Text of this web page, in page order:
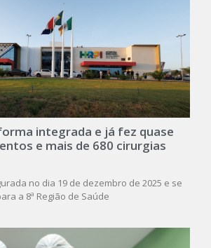
integrada e já fez quase
e mais de 680 cirurgias
no dia 19 de dezembro de 2025 e se
a 8ª Região de Saúde